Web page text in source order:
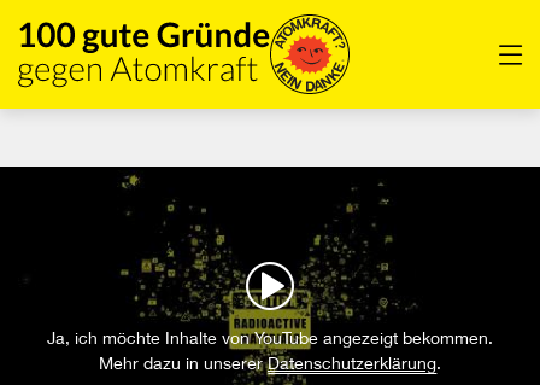
zum
Inhalt
Ja, ich möchte Inhalte von YouTube angezeigt bekommen.
Mehr dazu in unsererDatenschutzerklärung.